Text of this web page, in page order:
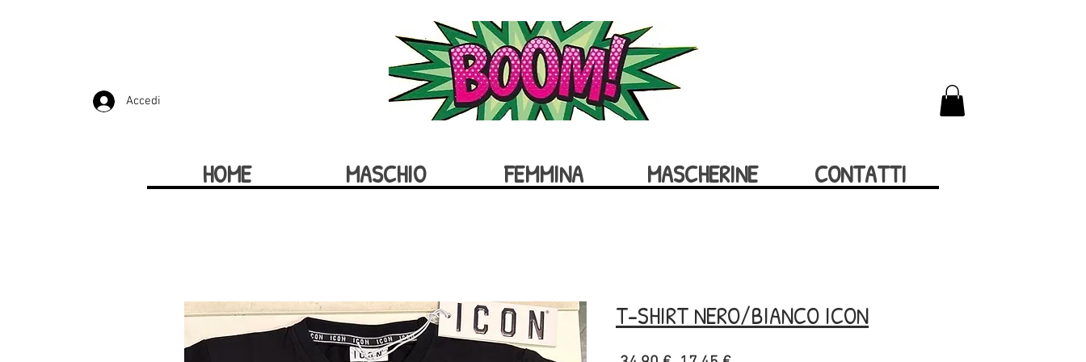
Accedi
HOME MASCHIO FEMMINA MASCHERINE CONTATTI
T-SHIRT NERO/BIANCO ICON